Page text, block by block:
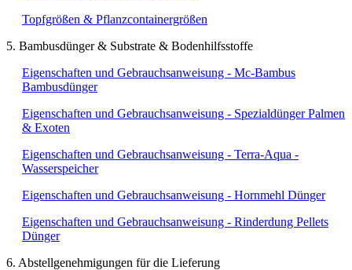
Topfgrößen & Pflanzcontainergrößen
5. Bambusdünger & Substrate & Bodenhilfsstoffe
Eigenschaften und Gebrauchsanweisung - Mc-Bambus
Bambusdünger
Eigenschaften und Gebrauchsanweisung - Spezialdünger Palmen
& Exoten
Eigenschaften und Gebrauchsanweisung - Terra-Aqua -
Wasserspeicher
Eigenschaften und Gebrauchsanweisung - Hornmehl Dünger
Eigenschaften und Gebrauchsanweisung - Rinderdung Pellets
Dünger
6. Abstellgenehmigungen für die Lieferung